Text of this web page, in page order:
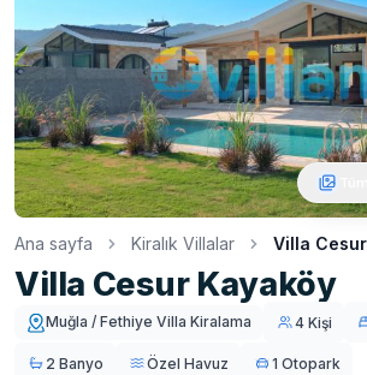
Ana sayfa Kiralık Villalar Villa
Villa Cesur Kayaköy
Muğla / Fethiye Villa Kiralama 4 Kişi
2 Banyo Özel Havuz 1 Otopark